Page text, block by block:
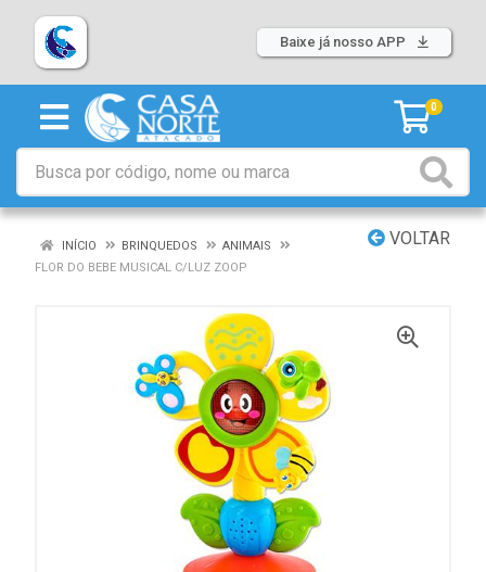
Baixe já nosso APP
0
VOLTAR
INÍCIO BRINQUEDOS
ANIMAIS
FLOR DO BEBE MUSICAL C/LUZ ZOOP